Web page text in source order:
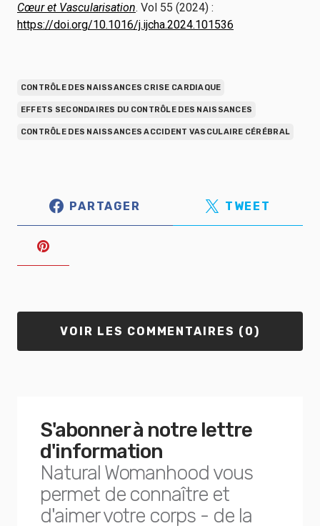
Cœur et Vascularisation. Vol 55 (2024) :
https://doi.org/10.1016/j.ijcha.2024.101536
CONTRÔLE DES NAISSANCES CRISE CARDIAQUE
EFFETS SECONDAIRES DU CONTRÔLE DES NAISSANCES
CONTRÔLE DES NAISSANCES ACCIDENT VASCULAIRE CÉRÉBRAL
PARTAGER TWEET
VOIR LES COMMENTAIRES (0)
S'abonner à notre lettre
d'information
Natural Womanhood vous
permet de connaître et
d'aimer votre corps - de la